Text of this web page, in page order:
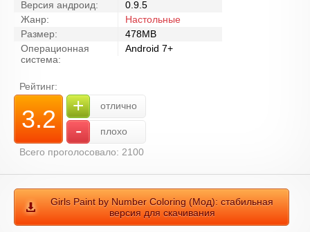
Версия андроид:
0.9.5
Жанр:
Настольные
Размер:
478MB
Операционная
система:
Android 7+
Рейтинг:
3.2 + отлично
-
плохо
Всего проголосовало: 2100
Girls Paint by Number Coloring (Мод): стабильная
версия для скачивания